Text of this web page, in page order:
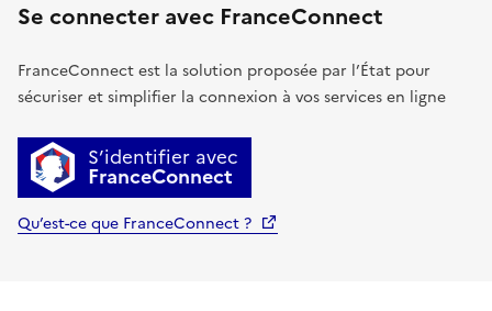
Se connecter avec FranceConnect
FranceConnect est la solution proposée par l’État pour
sécuriser et simplifier la connexion à vos services en ligne
S’identifier avec
FranceConnect
Qu’est-ce que FranceConnect ?